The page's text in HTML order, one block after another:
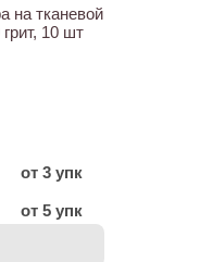
на тканевой
10 шт
от 3 упк
от 5 упк